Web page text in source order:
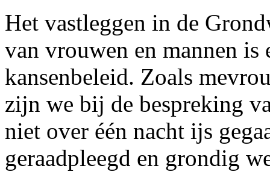
Het vastleggen in de
van vrouwen en mannen
kansenbeleid. Zoals
zijn we bij de bespreking
niet over één nacht ijs
geraadpleegd en grondig